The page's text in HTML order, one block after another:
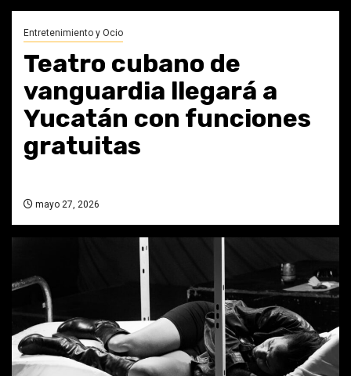
Entretenimiento y Ocio
Teatro cubano de
vanguardia llegará a
Yucatán con funciones
gratuitas
mayo 27, 2026